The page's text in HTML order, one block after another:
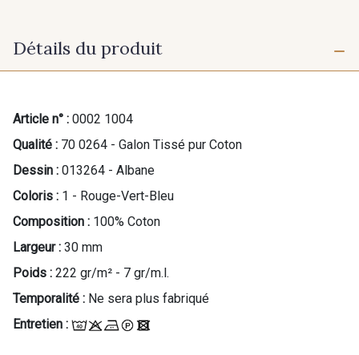
Détails du produit
Article n° : 0002 1004
Qualité : 70 0264 - Galon Tissé pur Coton
Dessin : 013264 - Albane
Coloris : 1 - Rouge-Vert-Bleu
Composition : 100% Coton
Largeur : 30 mm
Poids : 222 gr/m² - 7 gr/m.l.
Temporalité : Ne sera plus fabriqué
Entretien :